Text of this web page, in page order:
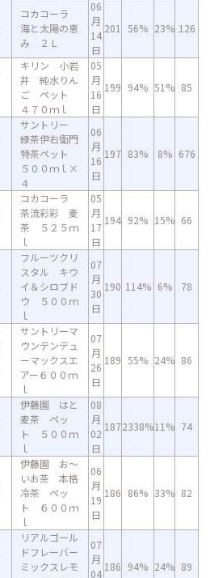
コカコーラ
海と太陽の恵
み ２Ｌ
06
月
14
日
201 56% 23% 126
キリン 小岩
井 純水りん
ご ペット
４７０ｍｌ
05
月
16
日
199 94% 51% 85
サントリー
緑茶伊右衛門
特茶ペット
５００ｍｌ×
４
06
月
16
日
197 83% 8% 676
コカコーラ
茶流彩彩 麦
茶 ５２５ｍ
ｌ
05
月
17
日
194 92% 15% 66
フルーツクリ
スタル キウ
イ＆シロブド
ウ ５００ｍ
ｌ
07
月
30
日
190 114% 6% 78
サントリーマ
ウンテンデュ
ーマックスエ
アー６００ｍ
ｌ
07
月
26
日
189 55% 24% 86
伊藤園 はと
麦茶 ペッ
ト ５００ｍ
ｌ
08
月
02
日
1872338%11% 74
伊藤園 お～
いお茶 本格
冷茶 ペッ
ト ６００ｍ
ｌ
06
月
19
日
186 86% 33% 82
リアルゴール
ドフレーバー
ミックスレモ
07
月
04
186 94% 24% 89